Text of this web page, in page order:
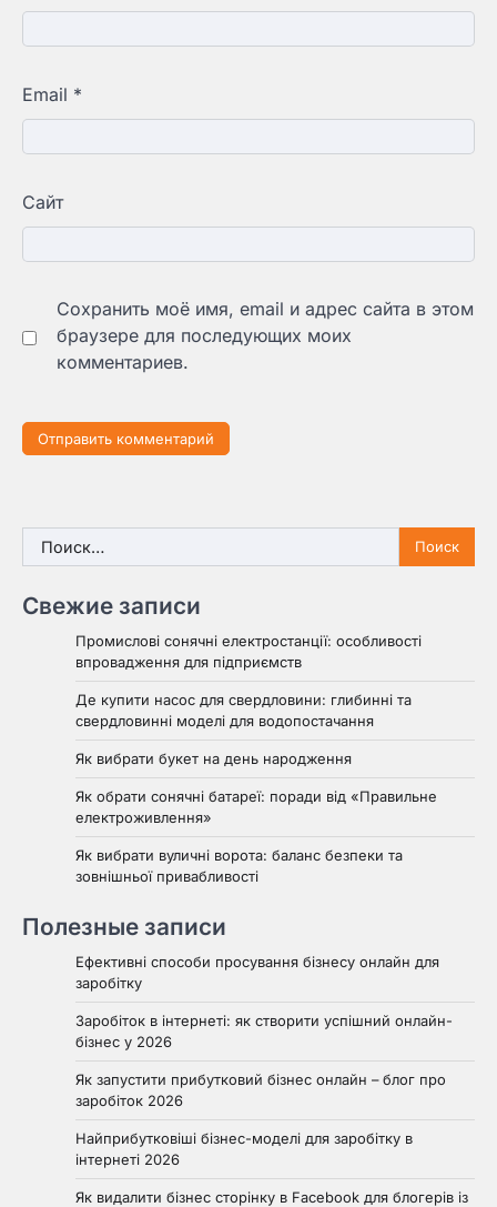
Email *
Сайт
Сохранить моё имя, email и адрес сайта в этом
браузере для последующих моих
комментариев.
Найти:
Свежие записи
Промислові сонячні електростанції: особливості
впровадження для підприємств
Де купити насос для свердловини: глибинні та
свердловинні моделі для водопостачання
Як вибрати букет на день народження
Як обрати сонячні батареї: поради від «Правильне
електроживлення»
Як вибрати вуличні ворота: баланс безпеки та
зовнішньої привабливості
Полезные записи
Ефективні способи просування бізнесу онлайн для
заробітку
Заробіток в інтернеті: як створити успішний онлайн-
бізнес у 2026
Як запустити прибутковий бізнес онлайн – блог про
заробіток 2026
Найприбутковіші бізнес-моделі для заробітку в
інтернеті 2026
Як видалити бізнес сторінку в Facebook для блогерів із